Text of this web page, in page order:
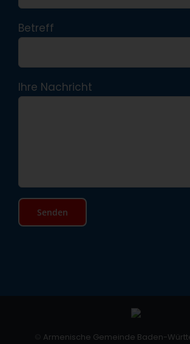
Betreff
Ihre Nachricht
Armenische Gemeinde Baden-